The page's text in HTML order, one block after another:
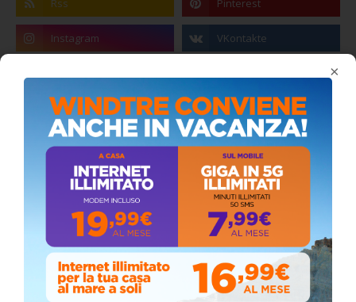
×
Coronavirus: messaggio del Sindaco Zambito
ai cittadini
Domenica, Novembre 22, 2020
Stefano Bissi entra nella Strada degli
Scrittori, celebrazione a Siculiana (VIDEO)
Giovedì, Luglio 30, 2026
Il vento ferma i fuochi, ma la devozione non si
ferma: spettacolo pirotecnico rinviato a
domani durante la processione al “Passo”